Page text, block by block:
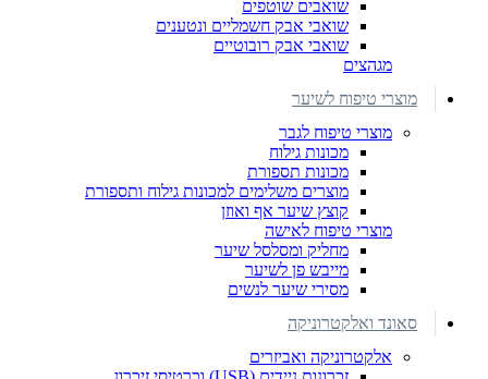
שואבים שוטפים
שואבי אבק חשמליים ונטענים
שואבי אבק רובוטיים
מגהצים
מוצרי טיפוח לשיער
מוצרי טיפוח לגבר
מכונות גילוח
מכונות תספורת
מוצרים משלימים למכונות גילוח ותספורת
קוצץ שיער אף ואוזן
מוצרי טיפוח לאישה
מחליק ומסלסל שיער
מייבש פן לשיער
מסירי שיער לנשים
סאונד ואלקטרוניקה
אלקטרוניקה ואביזרים